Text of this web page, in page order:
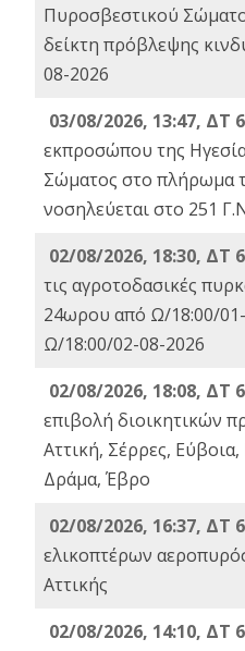
Πυροσβεστικού
δείκτη πρόβλεψης
08-2026
03/08/2026, 13:47, ΔΤ
εκπροσώπου της
Σώματος στο πλήρωμα
νοσηλεύεται στο 251
02/08/2026, 18:30, ΔΤ
τις αγροτοδασικές
24ωρου από Ω/18:00/
Ω/18:00/02-08-2026
02/08/2026, 18:08, ΔΤ
επιβολή διοικητικών
Αττική, Σέρρες,
Δράμα, Έβρο
02/08/2026, 16:37, ΔΤ
ελικοπτέρων
Αττικής
02/08/2026, 14:10, ΔΤ